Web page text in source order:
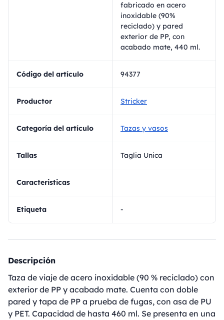
fabricado en acero
inoxidable (90%
reciclado) y pared
exterior de PP, con
acabado mate, 440 ml.
Código del artículo 94377
Productor Stricker
Categoría del artículo Tazas y vasos
Tallas Taglia Unica
Caracteristicas
Etiqueta -
Descripción
Taza de viaje de acero inoxidable (90 % reciclado) con
exterior de PP y acabado mate. Cuenta con doble
pared y tapa de PP a prueba de fugas, con asa de PU
y PET. Capacidad de hasta 460 ml. Se presenta en una